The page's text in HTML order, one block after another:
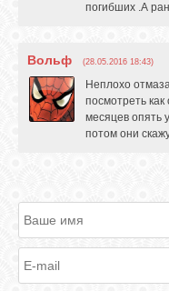
VK
GOOGLE+
FACEBOOK
погибших .А
Вольф (28.05.2016 18:43)
Неплохо
посмотреть как
месяцев опять
потом они